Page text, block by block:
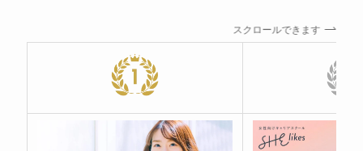
スクロールできます